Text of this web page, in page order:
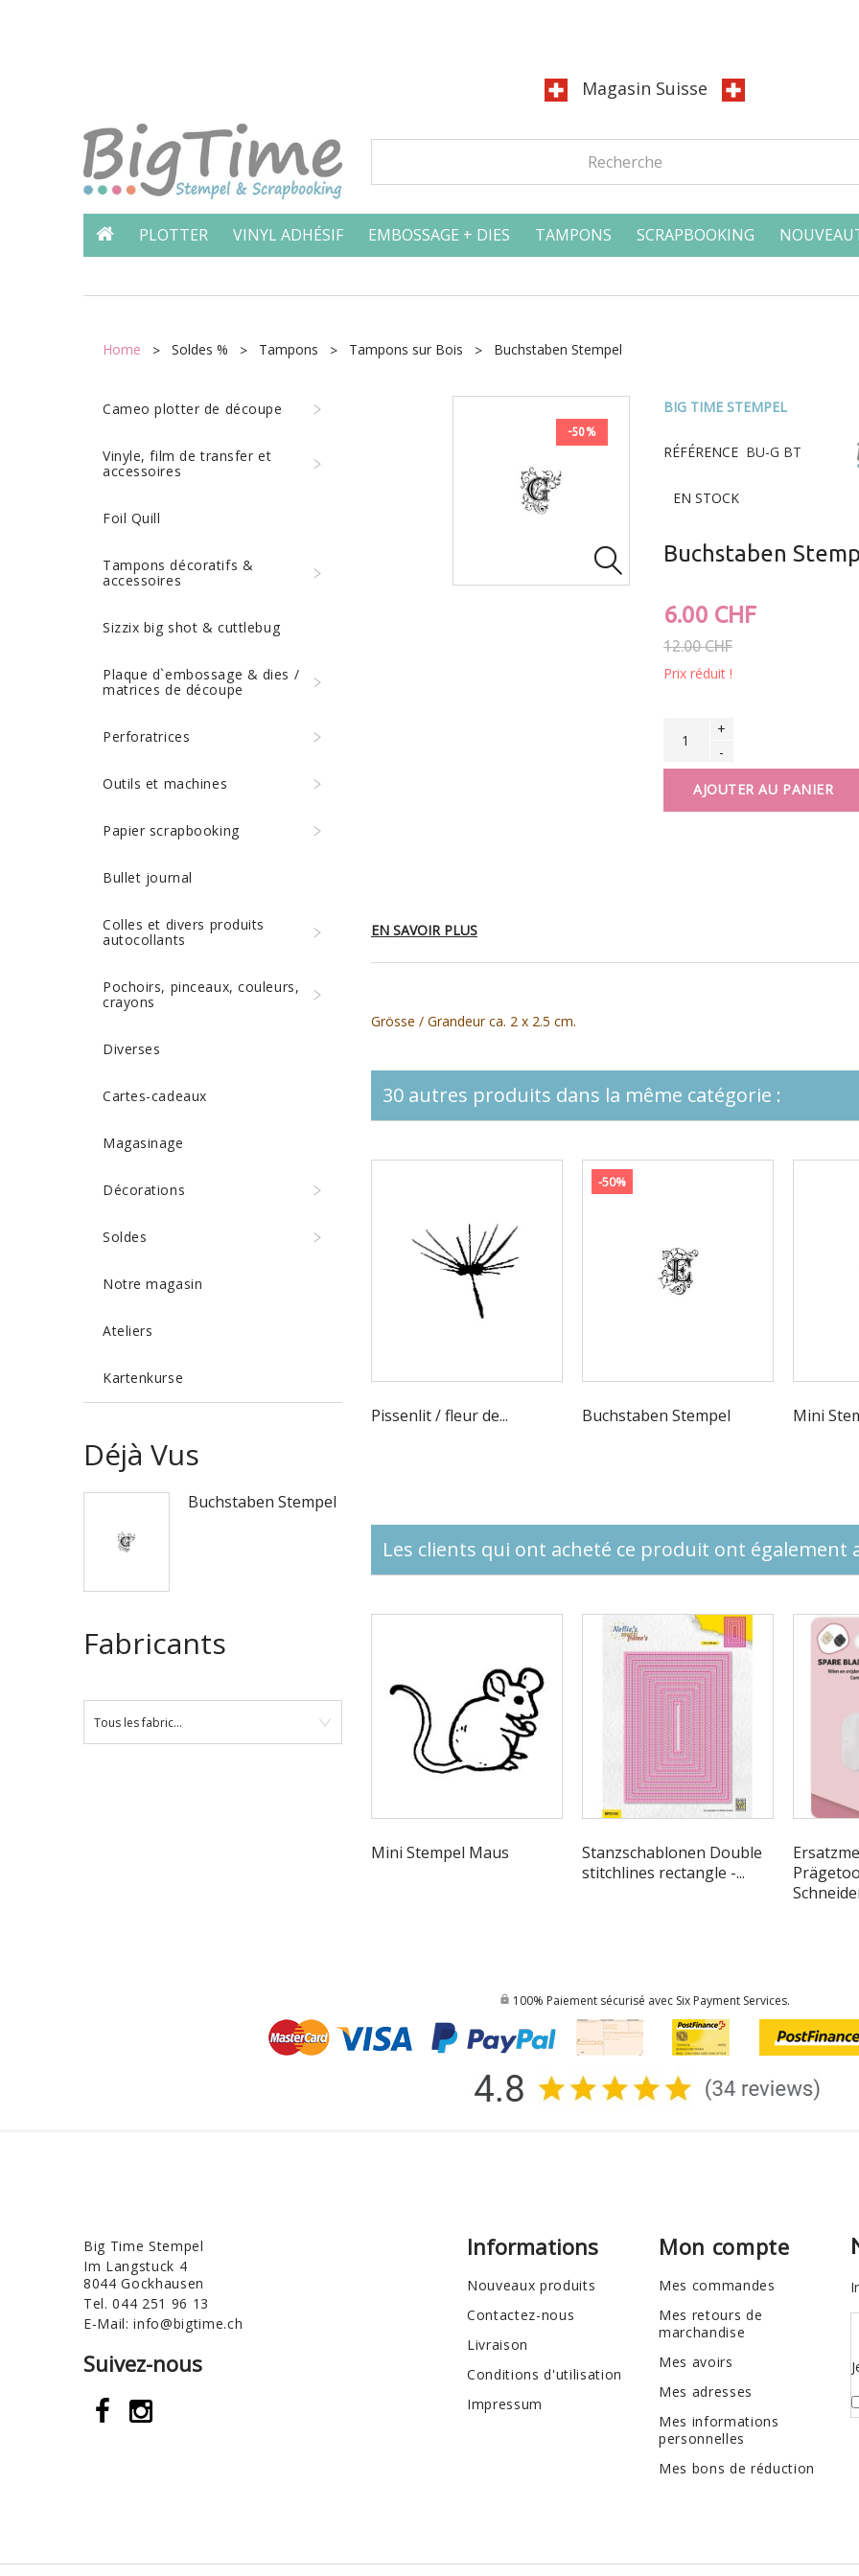
Magasin Suisse
PLOTTER VINYL ADHÉSIF EMBOSSAGE + DIES TAMPONS SCRAPBOOKING
Home Soldes % Tampons Tampons sur Bois Buchstaben Stempel
-50%

BIG TIME STEMPEL
RÉFÉRENCE BU-G BT
EN STOCK
Buchstaben
6.00 CHF
12.00 CHF
Prix réduit !
+
-
AJOUTER AU PANIER
EN SAVOIR PLUS
Grösse / Grandeur ca. 2 x 2.5 cm.
30 autres produits dans la même catégorie :
Pissenlit / fleur de...
-50%
Buchstaben Stempel Mini
Les clients qui ont acheté ce produit ont également
Mini Stempel Maus
Stanzschablonen Double
stitchlines rectangle -...
Cameo plotter de découpe
Vinyle, film de transfer et
accessoires
Foil Quill
Tampons décoratifs &
accessoires
Sizzix big shot & cuttlebug
Plaque d`embossage & dies /
matrices de découpe
Perforatrices
Outils et machines
Papier scrapbooking
Bullet journal
Colles et divers produits
autocollants
Pochoirs, pinceaux, couleurs,
crayons
Diverses
Cartes-cadeaux
Magasinage
Décorations
Soldes
Notre magasin
Ateliers
Kartenkurse
Déjà Vus
Buchstaben Stempel
Fabricants
Tous les fabricants
100% Paiement sécurisé avec Six Payment Services.
Big Time Stempel
Im Langstuck 4
8044 Gockhausen
Tel.044 251 96 13
E-Mail:info@bigtime.ch
Suivez-nous
Informations
Nouveaux produits
Contactez-nous
Livraison
Conditions d'utilisation
Impressum
Mon compte
Mes commandes
Mes retours de
marchandise
Mes avoirs
Mes adresses
Mes informations
personnelles
Mes bons de réduction